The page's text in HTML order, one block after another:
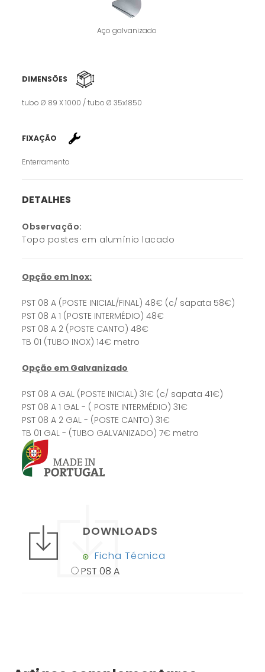
Aço galvanizado
DIMENSÕES
tubo Ø 89 X 1000 / tubo Ø 35x1850
FIXAÇÃO
Enterramento
DETALHES
Observação:
Topo postes em alumínio lacado
Opção em Inox:
PST 08 A (POSTE INICIAL/FINAL) 48€ (c/ sapata 58€)
PST 08 A 1 (POSTE INTERMÉDIO) 48€
PST 08 A 2 (POSTE CANTO) 48€
TB 01 (TUBO INOX) 14€ metro
Opção em Galvanizado
PST 08 A GAL (POSTE INICIAL) 31€ (c/ sapata 41€)
PST 08 A 1 GAL - ( POSTE INTERMÉDIO) 31€
PST 08 A 2 GAL - (POSTE CANTO) 31€
TB 01 GAL - (TUBO GALVANIZADO) 7€ metro
DOWNLOADS
Ficha Técnica
PST 08 A